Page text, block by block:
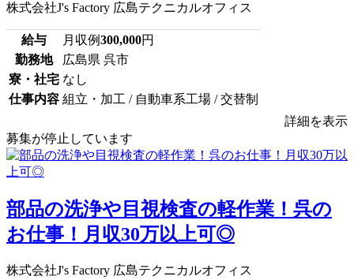
株式会社J's Factory 広島テクニカルオフィス
給与 月収例300,000円
勤務地
広島県 呉市
寮・社宅 なし
仕事内容 組立・加工 / 自動車系工場 / 交替制
詳細を表示
募集が停止しています
部品の洗浄や目視検査の軽作業！呉の
お仕事！月収30万以上可◎
株式会社J's Factory 広島テクニカルオフィス